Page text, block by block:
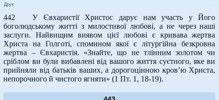
Друк
442 У Євхаристії Христос дарує нам участь у Його
боголюдському житті з милостивої любові, а не через наші
заслуги. Найвищим виявом цієї любові є кривава жертва
Христа на Голготі, спомином якої є літургійна безкровна
жертва – Євхаристія. «Знайте, що не тлінним золотом чи
сріблом ви були вибавлені від вашого життя суєтного, яке ви
прийняли від батьків ваших, а дорогоцінною кров’ю Христа,
непорочного й чистого ягняти» (1 Пт. 1, 18-19).